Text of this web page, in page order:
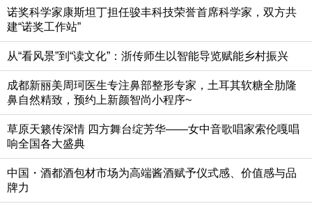
诺奖科学家康斯坦丁担任骏丰科技荣誉首席科学家，双方共
建“诺奖工作站”
从“看风景”到“读文化”：浙传师生以智能导览赋能乡村振兴
成都新丽美周珂医生专注鼻部整形专家，土耳其软糖全肋隆
鼻自然精致，预约上新颜智尚小程序~
草原天籁传深情 四方舞台绽芳华——女中音歌唱家索伦嘎唱
响全国各大盛典
中国・酒都酒包材市场为高端酱酒赋予仪式感、价值感与品
牌力